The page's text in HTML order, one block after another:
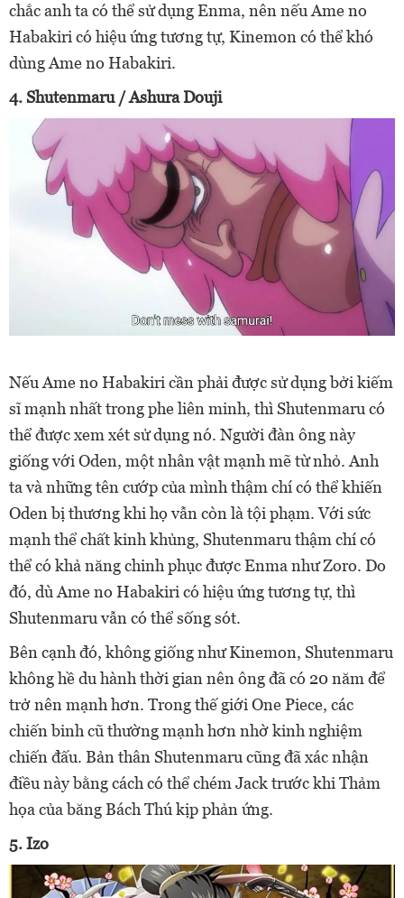
chắc anh ta có thể sử dụng Enma, nên nếu Ame no
Habakiri có hiệu ứng tương tự, Kinemon có thể khó
dùng Ame no Habakiri.
4. Shutenmaru / Ashura Douji
Nếu Ame no Habakiri cần phải được sử dụng bởi kiếm
sĩ mạnh nhất trong phe liên minh, thì Shutenmaru có
thể được xem xét sử dụng nó. Người đàn ông này
giống với Oden, một nhân vật mạnh mẽ từ nhỏ. Anh
ta và những tên cướp của mình thậm chí có thể khiến
Oden bị thương khi họ vẫn còn là tội phạm.Với sức
mạnh thể chất kinh khủng, Shutenmaru thậm chí có
thể có khả năng chinh phục được Enma như Zoro. Do
đó, dù Ame no Habakiri có hiệu ứng tương tự, thì
Shutenmaru vẫn có thể sống sót.
Bên cạnh đó, không giống như Kinemon, Shutenmaru
không hề du hành thời gian nên ông đã có 20 năm để
trở nên mạnh hơn. Trong thế giới One Piece, các
chiến binh cũ thường mạnh hơn nhờ kinh nghiệm
chiến đấu. Bản thân Shutenmaru cũng đã xác nhận
điều này bằng cách có thể chém Jack trước khi Thảm
họa của băng Bách Thú kịp phản ứng.
5. Izo